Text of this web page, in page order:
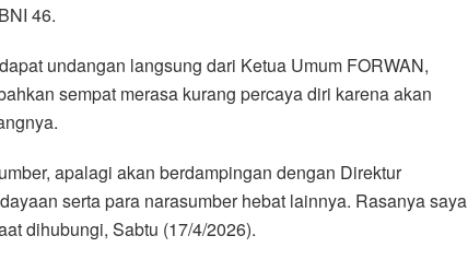
46.
undangan langsung dari Ketua Umum FORWAN,
sempat merasa kurang percaya diri karena akan
apalagi akan berdampingan dengan Direktur
serta para narasumber hebat lainnya. Rasanya saya
dihubungi, Sabtu (17/4/2026).